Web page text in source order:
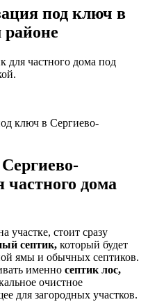
под ключ в
для частного дома под
ключ в Сергиево-
дома
участке, стоит сразу
септик, который будет
ямы и обычных септиков.
именно септик лос,
очистное
для загородных участков.